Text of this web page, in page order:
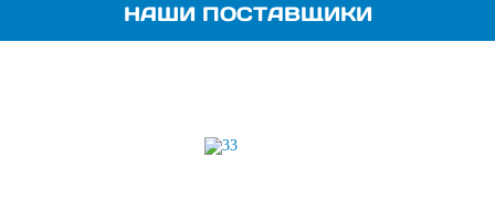
НАШИ ПОСТАВЩИКИ